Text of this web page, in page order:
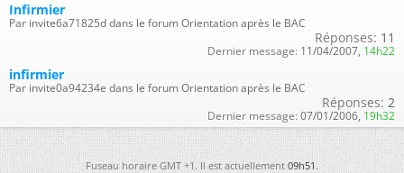
Infirmier
Par invite6a71825d dans le forum Orientation après le BAC
Réponses: 11
Dernier message: 11/04/2007, 14h22
infirmier
Par invite0a94234e dans le forum Orientation après le BAC
Réponses: 2
Dernier message: 07/01/2006, 19h32
Fuseau horaire GMT +1. Il est actuellement09h51.